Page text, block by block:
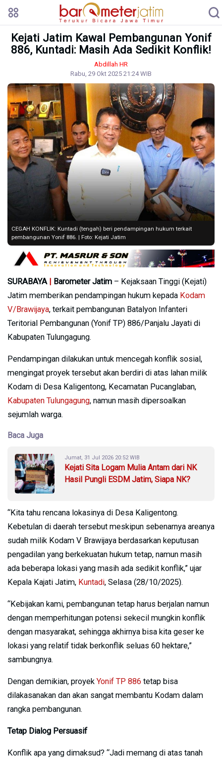
Kejati Jatim Kawal Pembangunan Yonif
886, Kuntadi: Masih Ada Sedikit Konflik!
Abdillah HR
Rabu, 29 Okt 2025 21:24 WIB
CEGAH KONFLIK: Kuntadi (tengah) beri pendampingan hukum terkait
pembangunan Yonif 886. | Foto: Kejati Jatim
SURABAYA | Barometer Jatim – Kejaksaan Tinggi (Kejati)
Jatim memberikan pendampingan hukum kepada Kodam
V/Brawijaya, terkait pembangunan Batalyon Infanteri
Teritorial Pembangunan (Yonif TP) 886/Panjalu Jayati di
Kabupaten Tulungagung.
Pendampingan dilakukan untuk mencegah konflik sosial,
mengingat proyek tersebut akan berdiri di atas lahan milik
Kodam di Desa Kaligentong, Kecamatan Pucanglaban,
Kabupaten Tulungagung, namun masih dipersoalkan
sejumlah warga.
Baca Juga
Jumat, 31 Jul 2026 20:52 WIB
Kejati Sita Logam Mulia Antam dari NK
Hasil Pungli ESDM Jatim, Siapa NK?
“Kita tahu rencana lokasinya di Desa Kaligentong.
Kebetulan di daerah tersebut meskipun sebenarnya areanya
sudah milik Kodam V Brawijaya berdasarkan keputusan
pengadilan yang berkekuatan hukum tetap, namun masih
ada beberapa lokasi yang masih ada sedikit konflik,” ujar
Kepala Kajati Jatim, Kuntadi, Selasa (28/10/2025).
“Kebijakan kami, pembangunan tetap harus berjalan namun
dengan memperhitungan potensi sekecil mungkin konflik
dengan masyarakat, sehingga akhirnya bisa kita geser ke
lokasi yang relatif tidak berkonflik seluas 60 hektare,”
sambungnya.
Dengan demikian, proyekYonif TP 886 tetap bisa
dilakasanakan dan akan sangat membantu Kodam dalam
rangka pembangunan.
Tetap Dialog Persuasif
Konflik apa yang dimaksud? “Jadi memang di atas tanah